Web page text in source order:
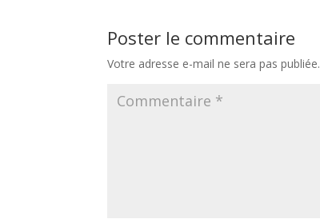
Poster le commentaire
Votre adresse e-mail ne sera pas publiée.